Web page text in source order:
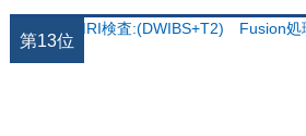
第13位